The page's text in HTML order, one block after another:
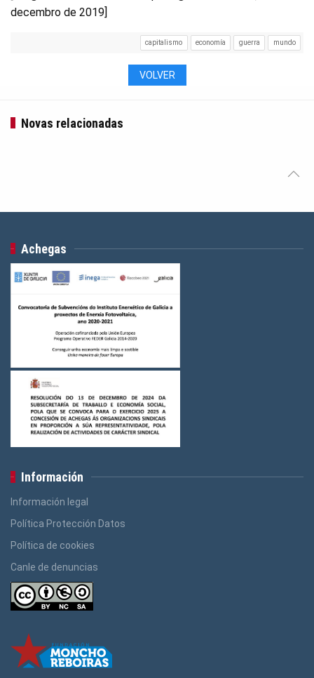
decembro de 2019]
capitalismo economía guerra mundo
VOLVER
Novas relacionadas
Achegas
Información
Información legal
Política Protección Datos
Política de cookies
Canle de denuncias